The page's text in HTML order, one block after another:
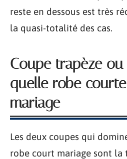
reste en dessous est très
la quasi-totalité des cas.
Coupe trapèze
quelle robe
mariage
Les deux coupes qui
robe court mariage sont la